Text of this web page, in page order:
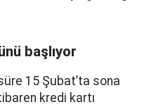
başlıyor
süre 15 Şubat’ta sona
kredi kartı